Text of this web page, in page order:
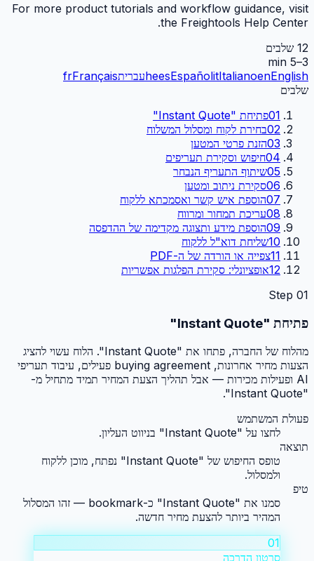
For more product tutorials and workflow guidance, visit
the Freightools Help Center.
12 שלבים
3–5 min
enEnglish
itItaliano
esEspañol
heעברית frFrançais
יצירה ושליחה של הצעת מחיר
שלבים
01פתיחת "Instant Quote"
02בחירת לקוח ומסלול המשלוח
03הזנת פרטי המטען
04חיפוש וסקירת תעריפים
05שיתוף התעריף הנבחר
06סקירת ניתוב ומטען
07הוספת איש קשר ואסמכתא ללקוח
08עריכת תמחור ומרווח
09הוספת מידע ותצוגה מקדימה של ההדפסה
10שליחת דוא"ל ללקוח
11צפייה או הורדה של ה-PDF
12אופציונלי: סקירת הפלגות אפשריות
Step 01
פתיחת "Instant Quote"
מהלוח של החברה, פתחו את "Instant Quote". הלוח עשוי להציג
הצעות מחיר אחרונות, buying agreement פעילים, עיבוד תעריפי
AI ופעילות מכירות — אבל תהליך הצעת המחיר תמיד מתחיל מ-
"Instant Quote".
פעולת המשתמש
לחצו על "Instant Quote" בניווט העליון.
תוצאה
טופס החיפוש של "Instant Quote" נפתח, מוכן ללקוח
ולמסלול.
טיפ
סמנו את "Instant Quote" כ-bookmark — זהו המסלול
המהיר ביותר להצעת מחיר חדשה.
01
סרטון הדרכה